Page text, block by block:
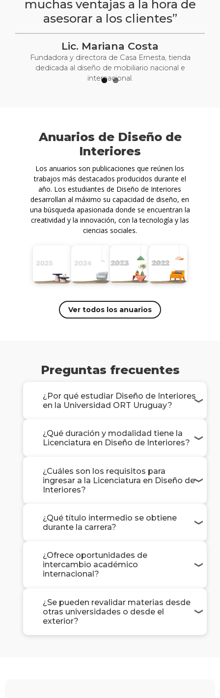
muchas ventajas a la hora de
asesorar a los clientes”
Lic. Mariana Costa
Fundadora y directora de Casa Ernesta, tienda
dedicada al diseño de mobiliario nacional e
internacional.
Anuarios de Diseño de
Interiores
Los anuarios son publicaciones que reúnen los
trabajos más destacados producidos durante el
año. Los estudiantes de Diseño de Interiores
desarrollan al máximo su capacidad de diseño, en
una búsqueda apasionada donde se encuentran la
creatividad y la innovación, con la tecnología y las
ciencias sociales.
Ver todos los anuarios
Preguntas frecuentes
¿Por qué estudiar Diseño de Interiores
en la Universidad ORT Uruguay?
¿Qué duración y modalidad tiene la
Licenciatura en Diseño de Interiores?
¿Cuáles son los requisitos para
ingresar a la Licenciatura en Diseño de
Interiores?
¿Qué título intermedio se obtiene
durante la carrera?
¿Ofrece oportunidades de
intercambio académico
internacional?
¿Se pueden revalidar materias desde
otras universidades o desde el
exterior?